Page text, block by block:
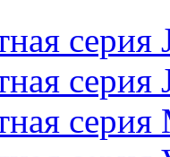
серия
серия
серия